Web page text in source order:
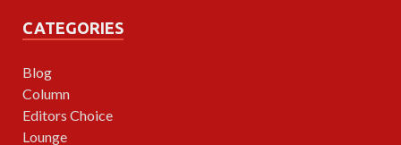
CATEGORIES
Blog
Column
Editors Choice
Lounge